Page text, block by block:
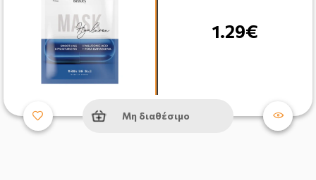
1.29€
Μη διαθέσιμο